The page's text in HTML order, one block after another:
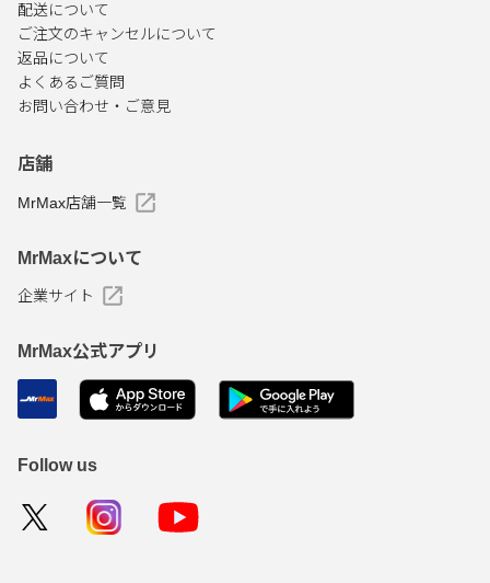
配送について
ご注文のキャンセルについて
返品について
よくあるご質問
お問い合わせ・ご意見
店舗
MrMax店舗一覧
MrMaxについて
企業サイト
MrMax公式アプリ
Follow us